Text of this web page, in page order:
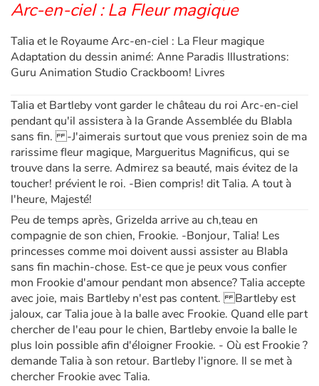
Arc-en-ciel : La Fleur magique
Talia et le Royaume Arc-en-ciel : La Fleur magique
Adaptation du dessin animé: Anne Paradis Illustrations:
Guru Animation Studio Crackboom! Livres
Talia et Bartleby vont garder le château du roi Arc-en-ciel
pendant qu'il assistera à la Grande Assemblée du Blabla
sans fin. -J'aimerais surtout que vous preniez soin de ma
rarissime fleur magique, Margueritus Magnificus, qui se
trouve dans la serre. Admirez sa beauté, mais évitez de la
toucher! prévient le roi. -Bien compris! dit Talia. A tout à
l'heure, Majesté!
Peu de temps après, Grizelda arrive au ch‚teau en
compagnie de son chien, Frookie. -Bonjour, Talia! Les
princesses comme moi doivent aussi assister au Blabla
sans fin machin-chose. Est-ce que je peux vous confier
mon Frookie d'amour pendant mon absence? Talia accepte
avec joie, mais Bartleby n'est pas content. Bartleby est
jaloux, car Talia joue à la balle avec Frookie. Quand elle part
chercher de l'eau pour le chien, Bartleby envoie la balle le
plus loin possible afin d'éloigner Frookie. - Où est Frookie ?
demande Talia à son retour. Bartleby l'ignore. Il se met à
chercher Frookie avec Talia.